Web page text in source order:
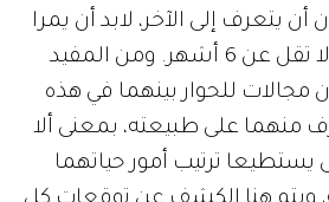
يتعرف إلى الآخر، لابد أن يمرا
بفترة خطوبة كافية، لا تقل عن 6 أشهر. ومن المفيد
مجالات للحوار بينهما في هذه
منهما على طبيعته، بمعنى ألا
يستطيعا ترتيب أمور حياتهما